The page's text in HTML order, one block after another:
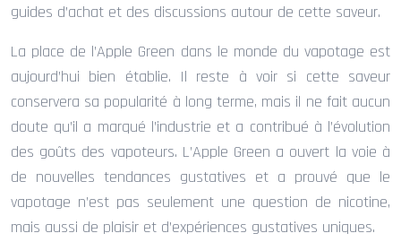
guides d’achat et des discussions autour de cette saveur.
La place de l’Apple Green dans le monde du vapotage est
aujourd’hui bien établie. Il reste à voir si cette saveur
conservera sa popularité à long terme, mais il ne fait aucun
doute qu’il a marqué l’industrie et a contribué à l’évolution
des goûts des vapoteurs. L’Apple Green a ouvert la voie à
de nouvelles tendances gustatives et a prouvé que le
vapotage n’est pas seulement une question de nicotine,
mais aussi de plaisir et d’expériences gustatives uniques.